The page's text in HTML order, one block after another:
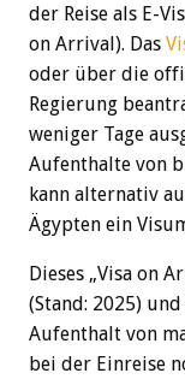
der Reise als E-
on Arrival). Das
oder über die
Regierung
weniger Tage
Aufenthalte von
kann alternativ
Ägypten ein
Dieses „Visa on
(Stand: 2025)
Aufenthalt von
bei der Einreise